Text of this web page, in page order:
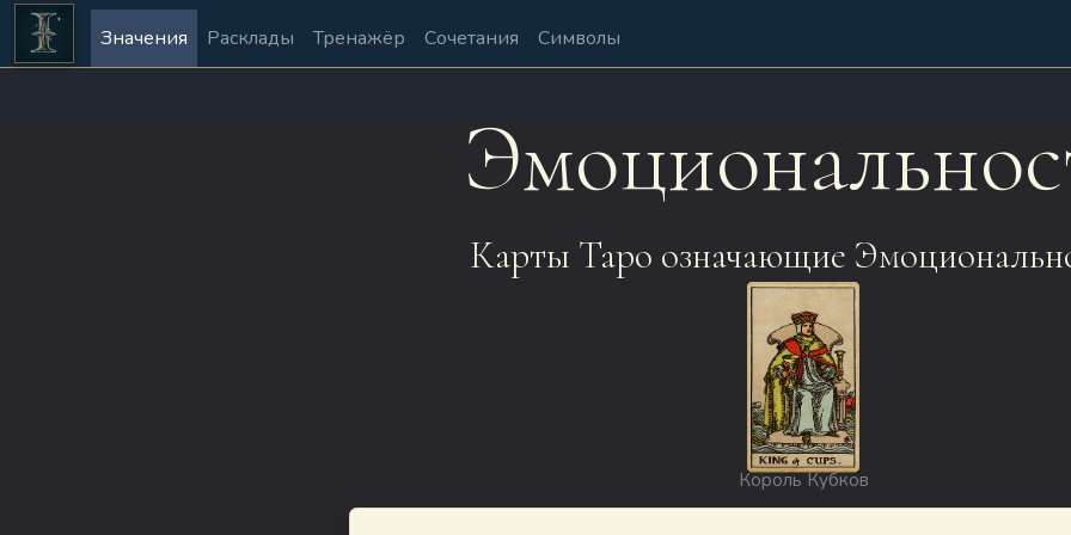
Значения Расклады Тренажёр Сочетания Символы
Карты Таро означающие
Король Кубков